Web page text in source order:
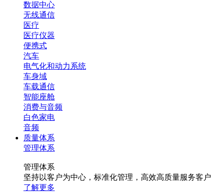
数据中心
无线通信
医疗
医疗仪器
便携式
汽车
电气化和动力系统
车身域
车载通信
智能座舱
消费与音频
白色家电
音频
质量体系
管理体系
管理体系
坚持以客户为中心，标准化管理，高效高质量服务客户
了解更多